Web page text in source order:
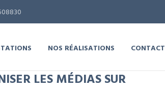
NOS RÉALISATIONS CONTACT
LES MÉDIAS SUR